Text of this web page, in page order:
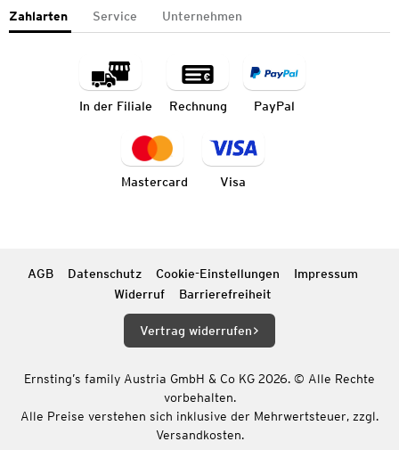
Zahlarten Service Unternehmen
In der Filiale Rechnung PayPal
Mastercard Visa
AGB Datenschutz Cookie-Einstellungen
Impressum
Widerruf
Barrierefreiheit
Vertrag widerrufen
Ernsting’s family Austria GmbH & Co KG 2026. © Alle Rechte
vorbehalten.
Alle Preise verstehen sich inklusive der Mehrwertsteuer, zzgl.
Versandkosten.